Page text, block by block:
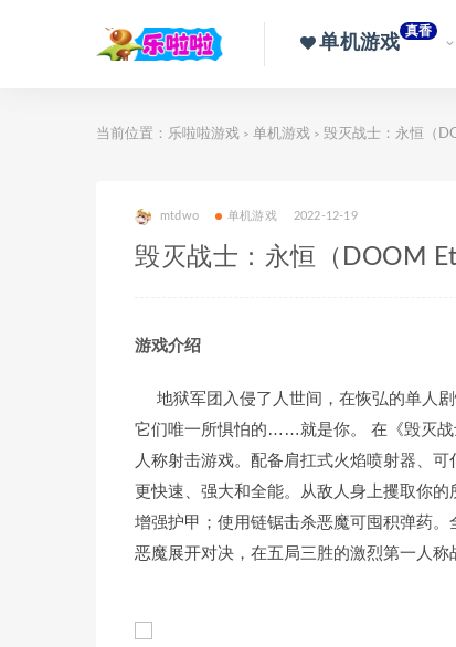
单机游戏
真香
当前位置： 乐啦啦游戏 > 单机游戏 > 毁灭战士：永恒（
mtdwo 单机游戏 2022-12-19
毁灭战士：永恒（DOOM
游戏介绍
地狱军团入侵了人世间，在恢弘的单人剧
它们唯一所惧怕的……就是你。 在《毁灭战
人称射击游戏。配备肩扛式火焰喷射器、
更快速、强大和全能。从敌人身上攫取你
增强护甲；使用链锯击杀恶魔可囤积弹药
恶魔展开对决，在五局三胜的激烈第一人称